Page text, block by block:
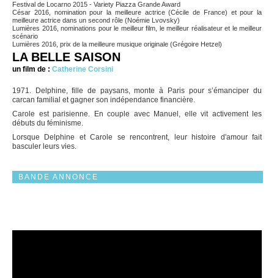
Festival de Locarno 2015 - Variety Piazza Grande Award
César 2016, nomination pour la meilleure actrice (Cécile de France) et pour la
meilleure actrice dans un second rôle (Noémie Lvovsky)
Lumières 2016, nominations pour le meilleur film, le meilleur réalisateur et le meilleur
scénario
Lumières 2016, prix de la meilleure musique originale (Grégoire Hetzel)
LA BELLE SAISON
un film de : Catherine Corsini
1971. Delphine, fille de paysans, monte à Paris pour s’émanciper du
carcan familial et gagner son indépendance financière.
Carole est parisienne. En couple avec Manuel, elle vit activement les
débuts du féminisme.
Lorsque Delphine et Carole se rencontrent, leur histoire d'amour fait
basculer leurs vies.
BANDE ANNONCE